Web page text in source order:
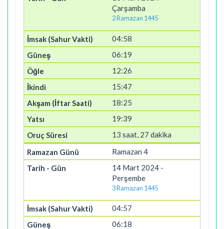
Çarşamba
2 Ramazan 1445
04:58
06:19
12:26
15:47
18:25
19:39
13 saat, 27 dakika
Ramazan 4
14 Mart 2024 -
Perşembe
3 Ramazan 1445
04:57
06:18